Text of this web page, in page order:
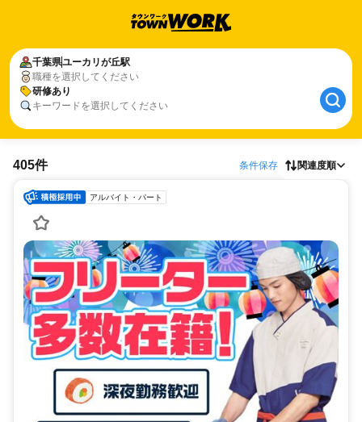
千葉県ユーカリが丘駅
職種を選択してください
研修あり
キーワードを選択してください
405件 条件保存 関連度順
アルバイト・パート